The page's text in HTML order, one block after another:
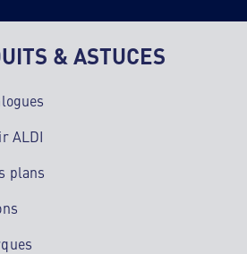
& ASTUCES
ALDI
plans